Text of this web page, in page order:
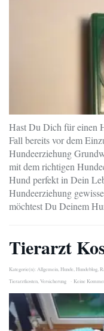
Hast Du Dich für einen
Fall bereits vor dem
Hundeerziehung
mit dem richtigen
Hund perfekt in Dein
Hundeerziehung
möchtest Du Deinem
Tierarzt
Kategorie(n): Allgemein Hunde Hundeblog
Tierarztkosten Versicherung Keine